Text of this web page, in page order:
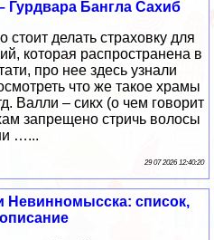
Гурдвара Бангла Сахиб
делать страховку для
которая распространена в
про нее здесь узнали
что же такое храмы
Валли – сикх (о чем говорит
запрещено стричь волосы
…...
29 07 2026 12:40:20
Невинномысска: список,